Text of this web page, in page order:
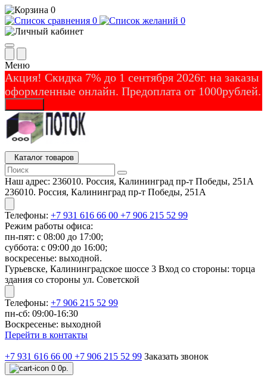
0
0
0
Меню
Акция! Скидка 7% до 1 сентября 2026г. на заказы
оформленные онлайн. Предоплата от 1000рублей.
Каталог товаров
Наш адрес: 236010. Россия, Калининград пр-т Победы, 251А
236010. Россия, Калининград пр-т Победы, 251А
Телефоны: +7 931 616 66 00 +7 906 215 52 99
Режим работы офиса:
пн-пят: с 08:00 до 17:00;
суббота: с 09:00 до 16:00;
воскресенье: выходной.
Гурьевске, Калининградское шоссе 3 Вход со стороны: торца
здания со стороны ул. Советской
Телефоны: +7 906 215 52 99
пн-сб: 09:00-16:30
Воскресенье: выходной
Перейти в контакты
+7 931 616 66 00 +7 906 215 52 99 Заказать звонок
0 0р.